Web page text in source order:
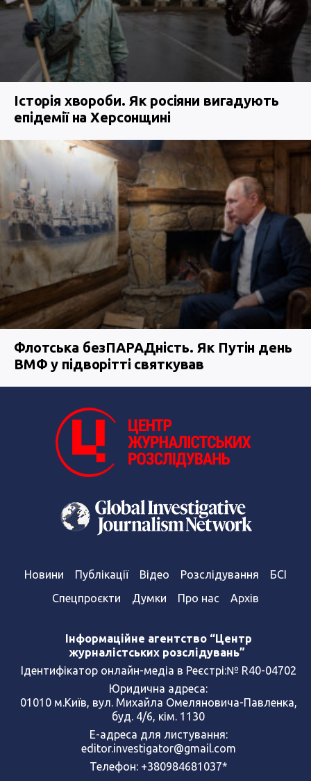
Історія хвороби. Як росіяни вигадують
епідемії на Херсонщині
Флотська безПАРАДність. Як Путін день
ВМФ у підворітті святкував
Новини Публікації Відео Розслідування
БСІ
Спецпроєкти
Думки Про нас Архів
Інформаційне агентство “Центр
журналістських розслідувань”
Ідентифікатор онлайн-медіа в Реєстрі:№ R40-04702
Юридична адреса:
01010 м.Київ, вул. Михайла Омеляновича-Павленка,
буд. 4/6, кім. 1130
Е-адреса для листування:
editor.investigator@gmail.com
Телефон: +380984681037*